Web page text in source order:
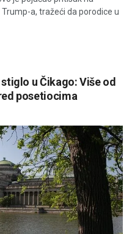
a, tražeći da porodice u
u Čikago: Više od
posetiocima